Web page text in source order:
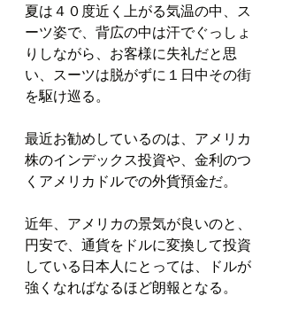
夏は４０度近く上がる気温の中、ス
ーツ姿で、背広の中は汗でぐっしょ
りしながら、お客様に失礼だと思
い、スーツは脱がずに１日中その街
を駆け巡る。
最近お勧めしているのは、アメリカ
株のインデックス投資や、金利のつ
くアメリカドルでの外貨預金だ。
近年、アメリカの景気が良いのと、
円安で、通貨をドルに変換して投資
している日本人にとっては、ドルが
強くなればなるほど朗報となる。